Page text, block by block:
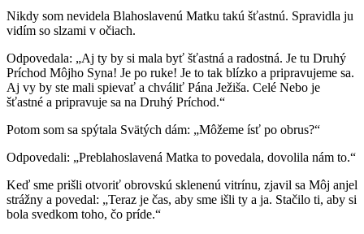
Nikdy som nevidela Blahoslavenú Matku takú šťastnú. Spravidla ju
vidím so slzami v očiach.
Odpovedala: „Aj ty by si mala byť šťastná a radostná. Je tu Druhý
Príchod Môjho Syna! Je po ruke! Je to tak blízko a pripravujeme sa.
Aj vy by ste mali spievať a chváliť Pána Ježiša. Celé Nebo je
šťastné a pripravuje sa na Druhý Príchod.“
Potom som sa spýtala Svätých dám: „Môžeme ísť po obrus?“
Odpovedali: „Preblahoslavená Matka to povedala, dovolila nám to.“
Keď sme prišli otvoriť obrovskú sklenenú vitrínu, zjavil sa Môj anjel
strážny a povedal: „Teraz je čas, aby sme išli ty a ja. Stačilo ti, aby si
bola svedkom toho, čo príde.“